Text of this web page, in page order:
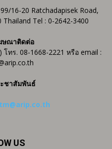
16-20 Ratchadapisek Road,
Tel : 0-2642-3400
ษณาติดต่อ
ร. 08-1668-2221 หรือ email :
ชาสัมพันธ์
US